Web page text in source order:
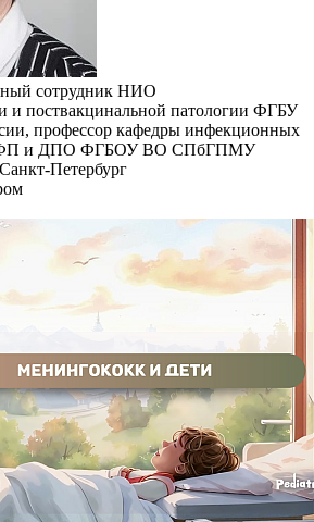
сотрудник НИО
и поствакцинальной патологии ФГБУ
профессор кафедры инфекционных
ФП и ДПО ФГБОУ ВО СПбГПМУ
Петербург